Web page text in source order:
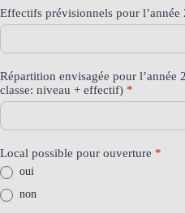
Effectifs prévisionnels pour l’année
Répartition envisagée pour l’année 2026-
classe: niveau + effectif) *
Local possible pour ouverture *
oui
non